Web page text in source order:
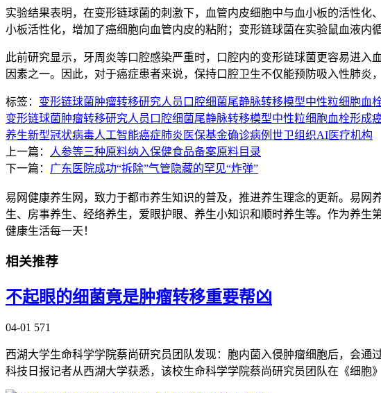
实验结果表明，在变形链球菌的刺激下，血管内皮细胞中与血小板的活性
小板活性化，增加了癌细胞向血管内皮的粘附；变形链球菌在实验鼠血液内
此前研究显示，牙周炎等口腔感染严重时，口腔内的变形链球菌更容易进
因素之一。因此，对于癌症患者来说，保持口腔卫生不仅能预防吸入性肺炎
标签： 变形链球菌肿瘤转移研究人员 口腔细菌尾静脉转移模型中性粒细胞血
变形链球菌肿瘤转移研究人员 口腔细菌尾静脉转移模型中性粒细胞血栓形成
养生新型冠状病毒人工智能癌症肺炎 医保基金确诊病例 世卫组织AI医疗机构
上一篇：
人参等三种原料纳入保健食品备案原料目录
下一篇： 广东医院成功“拆除”气管隐藏的罕见“炸弹”
易网健康养生网，致力于都市养生知识的普及，推进养生理念的更新。易
生、房事养生、经络养生，爱眼护眼、养生小知识和顺时养生等。作为养
健康生活每一天！
相关推荐
不起眼的细菌竟是肿瘤转移重要帮凶
04-01 571
西湖大学生命科学学院蔡尚研究员团队发现：胞内菌入侵肿瘤细胞后，会通
科技日报记者从西湖大学获悉，该校生命科学学院蔡尚研究员团队在《细